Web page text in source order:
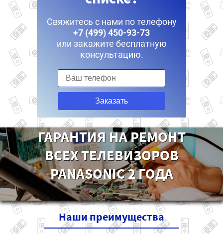
Свяжитесь с нами по телефону
+7 (499) 450-93-73
или закажите бесплатную
консультацию.
Заказать
ГАРАНТИЯ НА РЕМОНТ
ВСЕХ ТЕЛЕВИЗОРОВ
PANASONIC 2 ГОДА
Нашипреимущества